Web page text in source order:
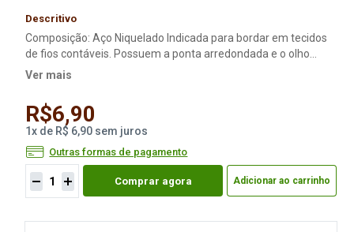
Descritivo
Composição: Aço Niquelado Indicada para bordar em tecidos
de fios contáveis. Possuem a ponta arredondada e o olho
largo. Ideal também para acabamento de peças em tricô e
24; - 1 agulha Nº 16 - 1 agulha Nº 18 Material: Aço Niquelado
Ver mais
R$6,90
1x de R$ 6,90 sem juros
Outras formas de pagamento
Comprar agora Adicionar ao carrinho